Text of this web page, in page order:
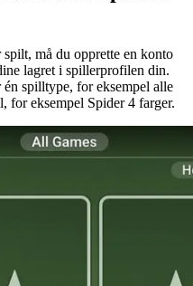
må du opprette en konto
lagret i spillerprofilen din.
spilltype, for eksempel alle
for eksempel Spider 4 farger.